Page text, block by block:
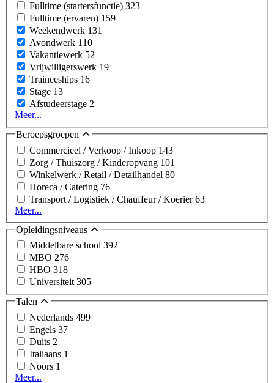
Fulltime (startersfunctie) 323
Fulltime (ervaren) 159
Weekendwerk 131
Avondwerk 110
Vakantiewerk 52
Vrijwilligerswerk 19
Traineeships 16
Stage 13
Afstudeerstage 2
Meer...
Beroepsgroepen
Commercieel / Verkoop / Inkoop 143
Zorg / Thuiszorg / Kinderopvang 101
Winkelwerk / Retail / Detailhandel 80
Horeca / Catering 76
Transport / Logistiek / Chauffeur / Koerier63
Meer...
Opleidingsniveaus
Middelbare school 392
MBO 276
HBO 318
Universiteit305
Talen
Nederlands 499
Engels 37
Duits 2
Italiaans 1
Noors 1
Meer...